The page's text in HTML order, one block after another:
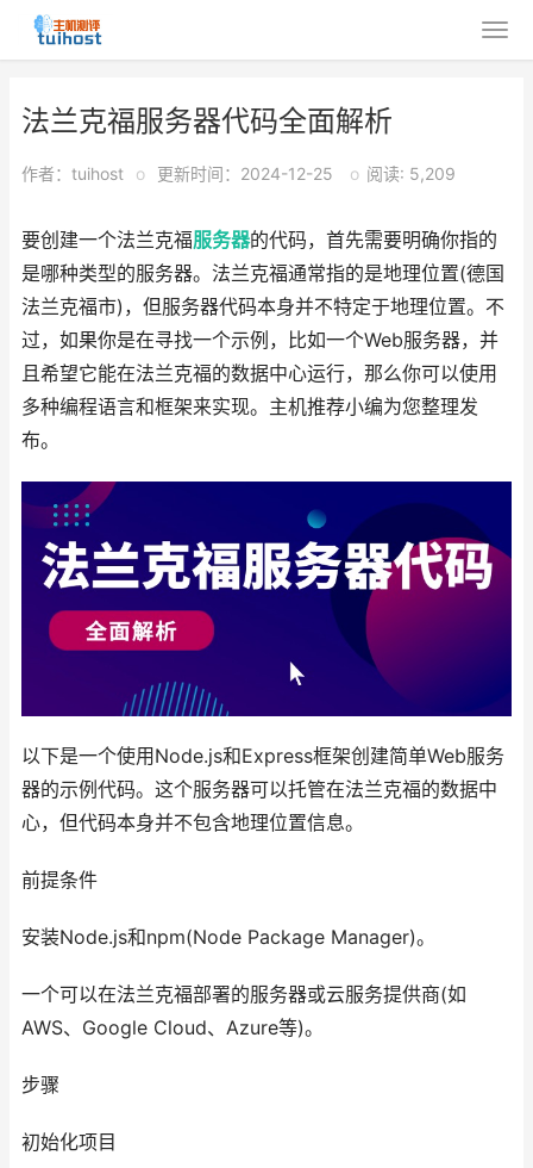
法兰克福服务器代码全面解析
作者：tuihost o 更新时间：2024-12-25 o 阅读: 5,209
要创建一个法兰克福服务器的代码，首先需要明确你指的
是哪种类型的服务器。法兰克福通常指的是地理位置(德国
法兰克福市)，但服务器代码本身并不特定于地理位置。不
过，如果你是在寻找一个示例，比如一个Web服务器，并
且希望它能在法兰克福的数据中心运行，那么你可以使用
多种编程语言和框架来实现。主机推荐小编为您整理发
布。
以下是一个使用Node.js和Express框架创建简单Web服务
器的示例代码。这个服务器可以托管在法兰克福的数据中
心，但代码本身并不包含地理位置信息。
前提条件
安装Node.js和npm(Node Package Manager)。
一个可以在法兰克福部署的服务器或云服务提供商(如
AWS、Google Cloud、Azure等)。
步骤
初始化项目